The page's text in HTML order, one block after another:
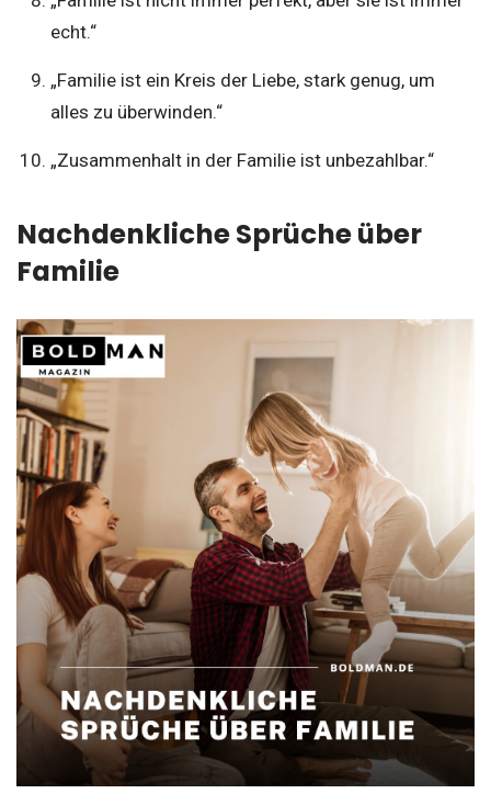
echt.“
„Familie ist ein Kreis der Liebe, stark genug, um
alles zu überwinden.“
„Zusammenhalt in der Familie ist unbezahlbar.“
Nachdenkliche Sprüche über
Familie